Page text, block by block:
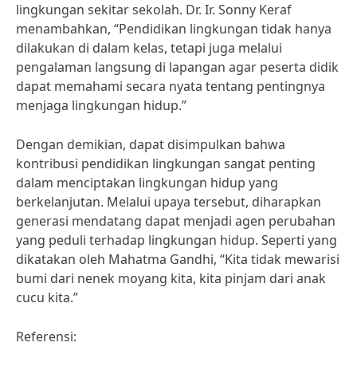
lingkungan sekitar sekolah. Dr. Ir. Sonny Keraf
menambahkan, “Pendidikan lingkungan tidak hanya
dilakukan di dalam kelas, tetapi juga melalui
pengalaman langsung di lapangan agar peserta didik
dapat memahami secara nyata tentang pentingnya
menjaga lingkungan hidup.”
Dengan demikian, dapat disimpulkan bahwa
kontribusi pendidikan lingkungan sangat penting
dalam menciptakan lingkungan hidup yang
berkelanjutan. Melalui upaya tersebut, diharapkan
generasi mendatang dapat menjadi agen perubahan
yang peduli terhadap lingkungan hidup. Seperti yang
dikatakan oleh Mahatma Gandhi, “Kita tidak mewarisi
bumi dari nenek moyang kita, kita pinjam dari anak
cucu kita.”
Referensi: